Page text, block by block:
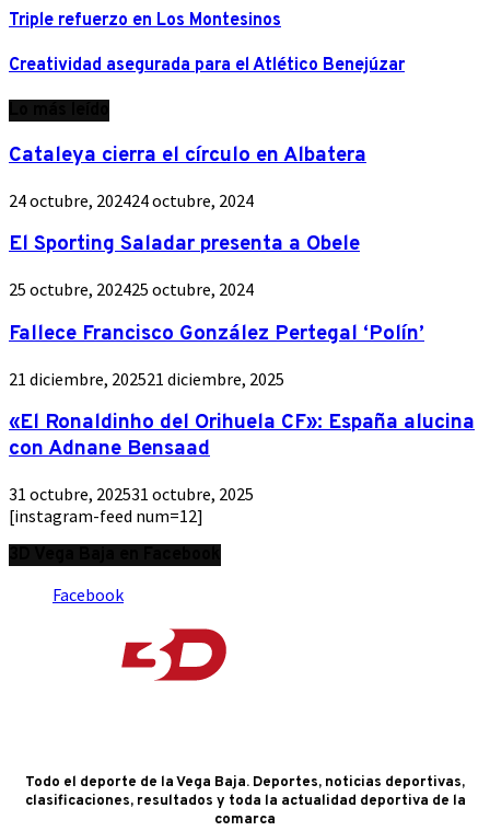
Triple refuerzo en Los Montesinos
Creatividad asegurada para el Atlético Benejúzar
Cataleya cierra el círculo en Albatera
24 octubre, 202424 octubre, 2024
El Sporting Saladar presenta a Obele
25 octubre, 202425 octubre, 2024
Fallece Francisco González Pertegal ‘Polín’
21 diciembre, 202521 diciembre, 2025
«El Ronaldinho del Orihuela CF»: España alucina
con Adnane Bensaad
31 octubre, 202531 octubre, 2025
[instagram-feed num=12]
Facebook
Todo el deporte de la Vega Baja. Deportes, noticias deportivas,
clasificaciones, resultados y toda la actualidad deportiva de la
comarca